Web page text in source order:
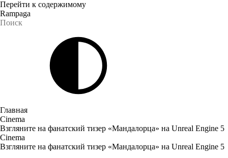
Перейти к содержимому
Rampaga
Главная
Cinema
Взгляните на фанатский тизер «Мандалорца» на Unreal Engine 5
Cinema
Взгляните на фанатский тизер «Мандалорца» на Unreal Engine 5